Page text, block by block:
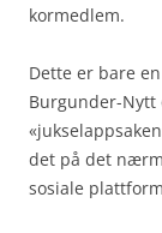
kormedlem.
Dette er bare
Burgunder-
det på det
sosiale